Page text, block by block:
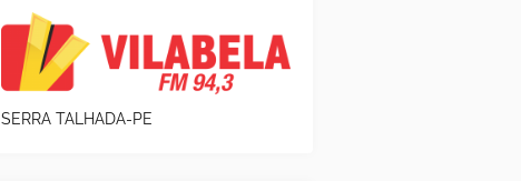
SERRA TALHADA-PE